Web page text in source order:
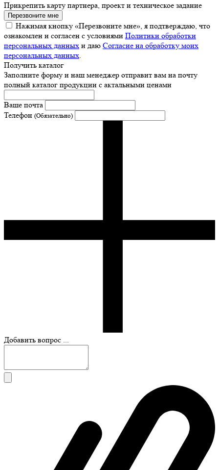
Прикрепить карту партнера, проект и техническое задание
Перезвоните мне
Нажимая кнопку «Перезвоните мне», я подтверждаю, что
ознакомлен и согласен с условиями Политики обработки
персональных данных и даю Согласие на обработку моих
персональных данных.
Получить каталог
Заполните форму и наш менеджер отправит вам на почту
полный каталог продукции с актальными ценами
Ваше почта
Телефон (Обязательно)
Добавить вопрос ...